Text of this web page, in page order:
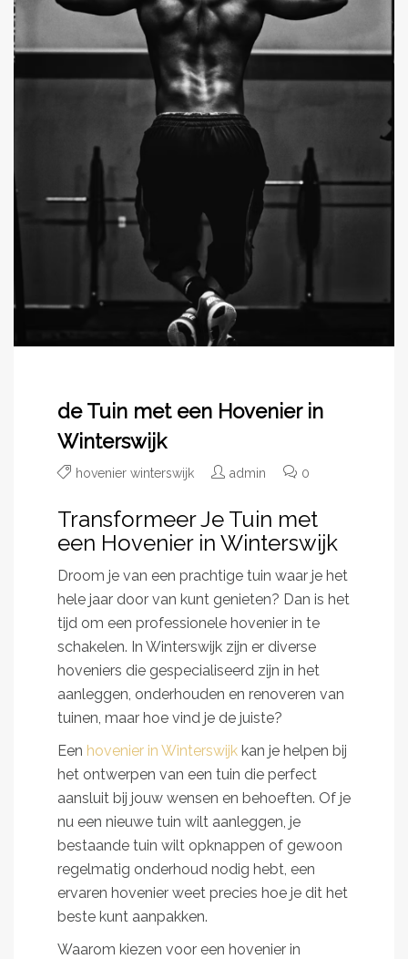
de Tuin met een Hovenier in
Winterswijk
hovenier winterswijk admin 0
Transformeer Je Tuin met
een Hovenier in Winterswijk
Droom je van een prachtige tuin waar je het
hele jaar door van kunt genieten? Dan is het
tijd om een professionele hovenier in te
schakelen. In Winterswijk zijn er diverse
hoveniers die gespecialiseerd zijn in het
aanleggen, onderhouden en renoveren van
tuinen, maar hoe vind je de juiste?
Een hovenier in Winterswijk kan je helpen bij
het ontwerpen van een tuin die perfect
aansluit bij jouw wensen en behoeften. Of je
nu een nieuwe tuin wilt aanleggen, je
bestaande tuin wilt opknappen of gewoon
regelmatig onderhoud nodig hebt, een
ervaren hovenier weet precies hoe je dit het
beste kunt aanpakken.
Waarom kiezen voor een hovenier in